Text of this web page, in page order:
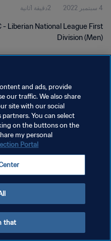
4 سبتمبر 2022 2دقيقة 1ثانية
Liberian National League First
Division (Men)
سياسة الخصوصية
شروط الخدمة
إدارة تفضيلات ملفات تعريف الارتباط
and ads, provide
our traffic. We also share
site with our social
You can select
on the buttons on the
my personal
Portal
that